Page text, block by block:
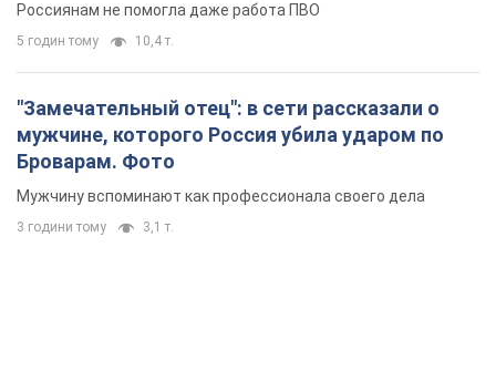
Россиянам не помогла даже работа ПВО
5 годин тому 10,4 т.
"Замечательный отец": в сети рассказали о
мужчине, которого Россия убила ударом по
Броварам. Фото
Мужчину вспоминают как профессионала своего дела
3 години тому 3,1 т.